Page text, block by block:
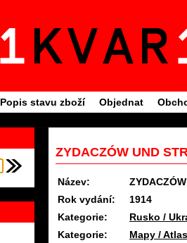
Popis stavu zboží Objednat
ZYDACZÓW UND
Název:
Rok vydání:
1914
Kategorie:
Rusko /
Kategorie:
Mapy /